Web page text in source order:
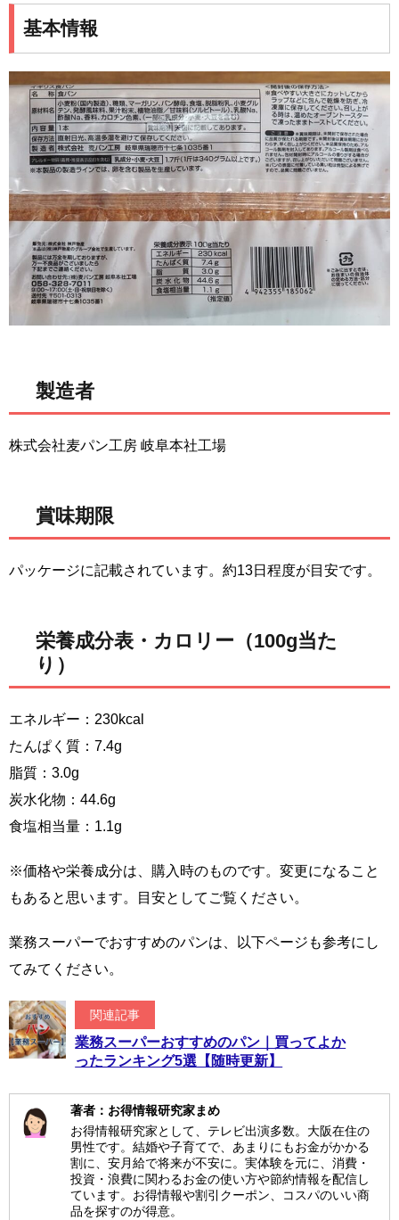
基本情報
製造者
株式会社麦パン工房 岐阜本社工場
賞味期限
パッケージに記載されています。約13日程度が目安です。
栄養成分表・カロリー（100g当た
り）
エネルギー：230kcal
たんぱく質：7.4g
脂質：3.0g
炭水化物：44.6g
食塩相当量：1.1g
※価格や栄養成分は、購入時のものです。変更になること
もあると思います。目安としてご覧ください。
業務スーパーでおすすめのパンは、以下ページも参考にし
てみてください。
関連記事
業務スーパーおすすめのパン｜買ってよか
ったランキング5選【随時更新】
著者：お得情報研究家まめ
お得情報研究家として、テレビ出演多数。大阪在住の
男性です。結婚や子育てで、あまりにもお金がかかる
割に、安月給で将来が不安に。実体験を元に、消費・
投資・浪費に関わるお金の使い方や節約情報を配信し
ています。お得情報や割引クーポン、コスパのいい商
品を探すのが得意。